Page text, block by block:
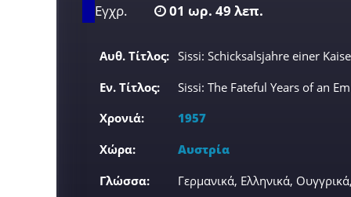
Εγχρ. 01 ωρ. 49 λεπ.
Αυθ. Τίτλος: Sissi: Schicksalsjahre einer
Εν. Τίτλος:
Sissi: The Fateful Years of an
Χρονιά:
1957
Χώρα:
Αυστρία
Γλώσσα:
Γερμανικά, Ελληνικά,